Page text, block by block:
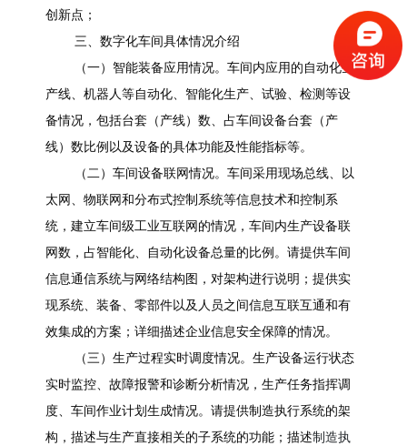
创新点；
三、数字化车间具体情况介绍
（一）智能装备应用情况。车间内应用的自动化生
产线、机器人等自动化、智能化生产、试验、检测等设
备情况，包括台套（产线）数、占车间设备台套（产
线）数比例以及设备的具体功能及性能指标等。
（二）车间设备联网情况。车间采用现场总线、以
太网、物联网和分布式控制系统等信息技术和控制系
统，建立车间级工业互联网的情况，车间内生产设备联
网数，占智能化、自动化设备总量的比例。请提供车间
信息通信系统与网络结构图，对架构进行说明；提供实
现系统、装备、零部件以及人员之间信息互联互通和有
效集成的方案；详细描述企业信息安全保障的情况。
（三）生产过程实时调度情况。生产设备运行状态
实时监控、故障报警和诊断分析情况，生产任务指挥调
度、车间作业计划生成情况。请提供制造执行系统的架
构，描述与生产直接相关的子系统的功能；描述制造执